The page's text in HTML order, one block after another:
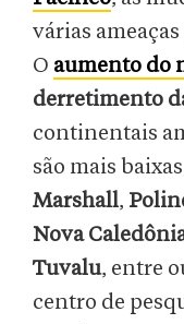
várias
O aumento do
derretimento
continentais
são mais
Marshall,
Nova
Tuvalu, entre
centro de